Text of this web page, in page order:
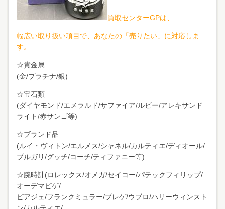
買取センターGPは、
幅広い取り扱い項目で、あなたの「売りたい」に対応しま
す。
☆貴金属
(金/プラチナ/銀)
☆宝石類
(ダイヤモンド/エメラルド/サファイア/ルビー/アレキサンド
ライト/赤サンゴ等)
☆ブランド品
(ルイ・ヴィトン/エルメス/シャネル/カルティエ/ディオール/
ブルガリ/グッチ/コーチ/ティファニー等)
☆腕時計(ロレックス/オメガ/セイコー/パテックフィリップ/
オーデマピゲ/
ピアジェ/フランクミュラー/ブレゲ/ウブロ/ハリーウィンスト